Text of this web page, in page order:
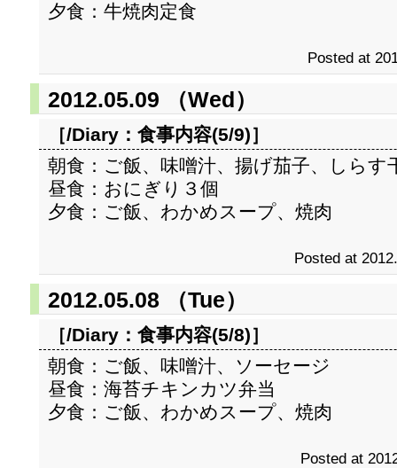
夕食：牛焼肉定食
Posted at
2012.05.09 （Wed）
［/Diary： 食事内容(5/9)］
朝食：ご飯、味噌汁、揚げ茄子、しらす
昼食：おにぎり３個
夕食：ご飯、わかめスープ、焼肉
Posted at
2012.05.08 （Tue）
［/Diary： 食事内容(5/8)］
朝食：ご飯、味噌汁、ソーセージ
昼食：海苔チキンカツ弁当
夕食：ご飯、わかめスープ、焼肉
Posted at